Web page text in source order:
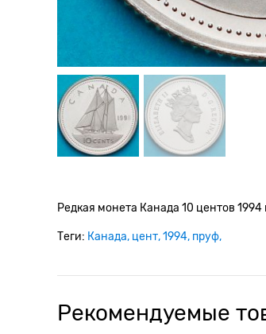
Редкая монета Канада 10 центов 1994
Теги: Канада цент 1994 пруф
Рекомендуемые